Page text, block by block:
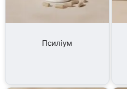
Псиліум